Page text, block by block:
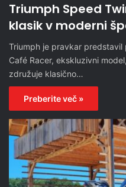
Triumph Speed
klasik v moderni
Triumph je pravkar predstavil
Café Racer, ekskluzivni
združuje klasično…
Preberite več »